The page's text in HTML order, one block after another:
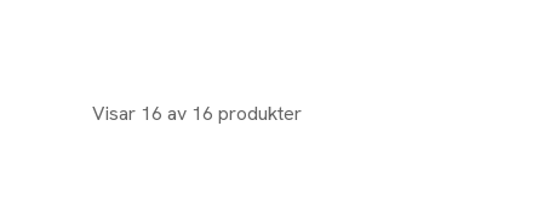
Visar 16 av 16 produkter